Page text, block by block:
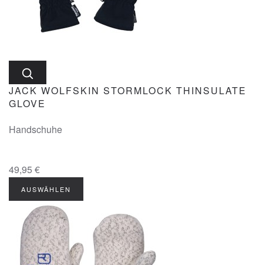
JACK WOLFSKIN STORMLOCK THINSULATE
GLOVE
Handschuhe
49,95 €
AUSWÄHLEN